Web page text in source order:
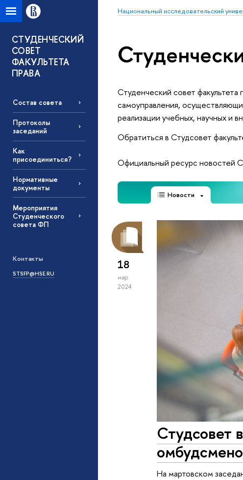
Национальный исследовательский
СТУДЕНЧЕСКИЙ
СОВЕТ
ФАКУЛЬТЕТА
ПРАВА
Состав совета
Протоколы
заседаний
Как
присоединиться?
Нормативные
документы
Мероприятия
Студенческого
совета ФП
Контакты
STSFP@HSE.RU
Студенческий совет
самоуправления,
реализации учебных, научных и
Обратиться в Студсовет
Официальный ресурс новостей
Новости
18
мар
2024
Студсовет
На мартовском